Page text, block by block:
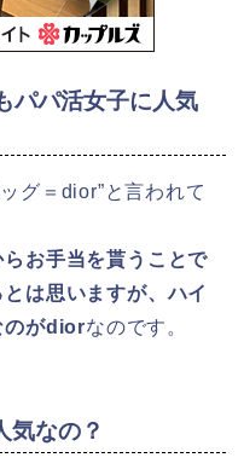
パパ活女子に人気
グ＝dior”と言われて
お手当を貰うことで
は思いますが、ハイ
のがdiorなのです。
気なの？